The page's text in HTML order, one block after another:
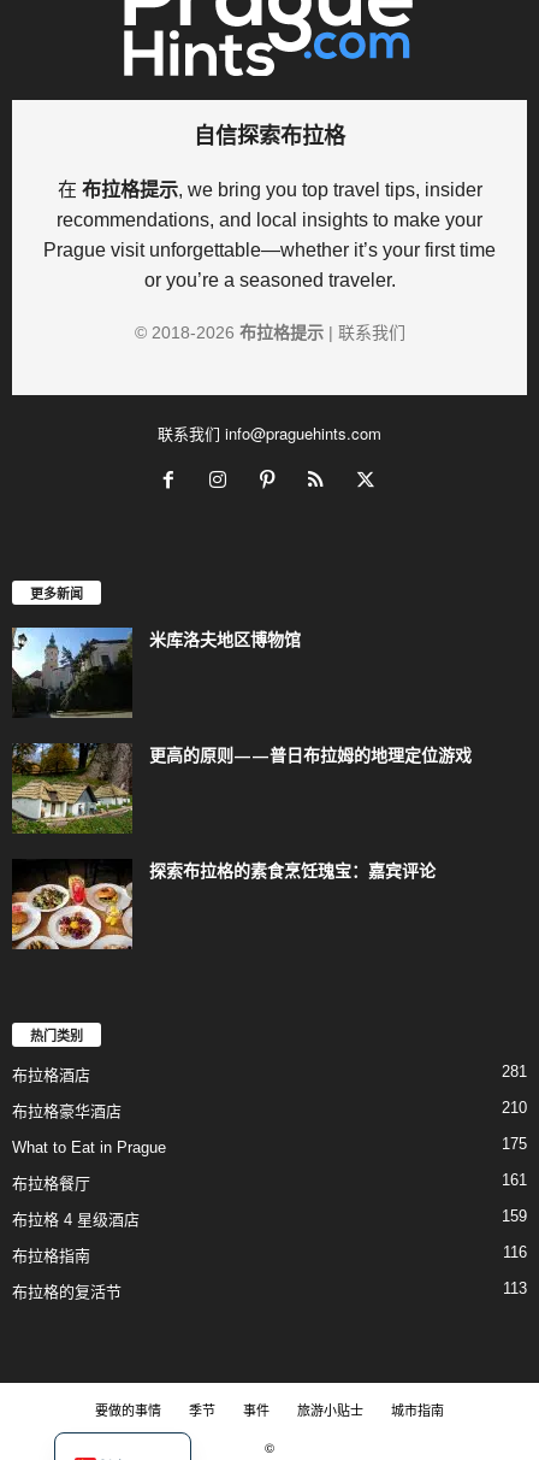
自信探索布拉格
在 布拉格提示, we bring you top travel tips, insider
recommendations, and local insights to make your
Prague visit unforgettable—whether it’s your first time
or you’re a seasoned traveler.
© 2018-2026 布拉格提示| 联系我们
联系我们 info@praguehints.com
更多新闻
米库洛夫地区博物馆
更高的原则——普日布拉姆的地理定位游戏
探索布拉格的素食烹饪瑰宝：嘉宾评论
热门类别
布拉格酒店 281
布拉格豪华酒店 210
What to Eat in Prague 175
布拉格餐厅 161
布拉格 4 星级酒店 159
布拉格指南 116
布拉格的复活节 113
要做的事情 季节 事件 旅游小贴士
城市指南
©